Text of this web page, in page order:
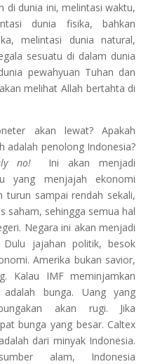
di dunia ini, melintasi waktu,
dunia fisika, bahkan
melintasi dunia natural,
sesuatu di dalam dunia
pewahyuan Tuhan dan
melihat Allah bertahta di
akan lewat? Apakah
adalah penolong Indonesia?
no!Ini akan menjadi
yang menjajah ekonomi
turun sampai rendah sekali,
saham, sehingga semua hal
Negara ini akan menjadi
jajahan politik, besok
Amerika bukan savior,
Kalau IMF meminjamkan
bunga. Uang yang
akan rugi. Jika
bunga yang besar. Caltex
dari minyak Indonesia.
alam, Indonesia